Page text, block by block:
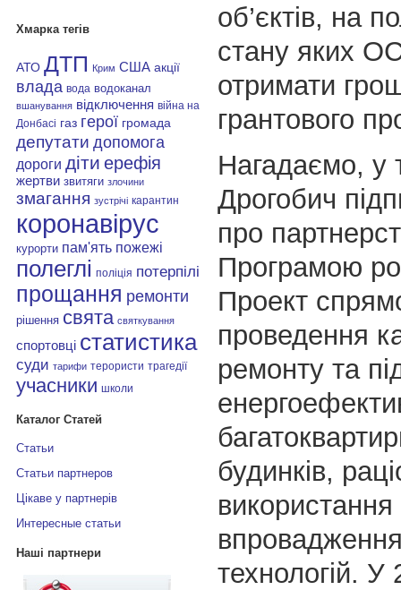
Хмарка тегів
АТО ДТП Крим США акції
влада вода водоканал
вшанування відключення війна на
Донбасі газ герої громада
депутати допомога
дороги діти ерефія
жертви звитяги злочини
змагання зустрічі карантин
коронавірус
курорти пам'ять пожежі
полеглі поліція потерпілі
прощання ремонти
рішення свята святкування
спортовці статистика
суди тарифи терористи трагедії
учасники школи
Каталог Статей
Статьи
Статьи партнеров
Цікаве у партнерів
Интересные статьи
Наші партнери
об’єктів, на
стану яких
отримати
грантового
Нагадаємо, у
Дрогобич
про
Програмою
Проект
проведення
ремонту та
будинків,
використання
технологій. У